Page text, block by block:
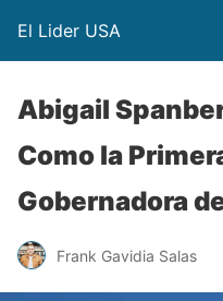
El Lider USA
Abigail
Como la
Gobernadora
Frank Gavidia Salas